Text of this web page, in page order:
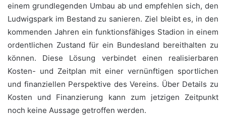
einem grundlegenden Umbau ab und empfehlen sich, den
Ludwigspark im Bestand zu sanieren. Ziel bleibt es, in den
kommenden Jahren ein funktionsfähiges Stadion in einem
ordentlichen Zustand für ein Bundesland bereithalten zu
können. Diese Lösung verbindet einen realisierbaren
Kosten- und Zeitplan mit einer vernünftigen sportlichen
und finanziellen Perspektive des Vereins. Über Details zu
Kosten und Finanzierung kann zum jetzigen Zeitpunkt
noch keine Aussage getroffen werden.